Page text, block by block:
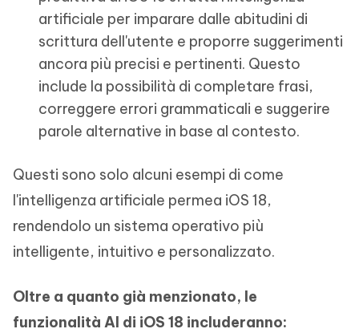
artificiale per imparare dalle abitudini di
scrittura dell'utente e proporre suggerimenti
ancora più precisi e pertinenti. Questo
include la possibilità di completare frasi,
correggere errori grammaticali e suggerire
parole alternative in base al contesto.
Questi sono solo alcuni esempi di come
l'intelligenza artificiale permea iOS 18,
rendendolo un sistema operativo più
intelligente, intuitivo e personalizzato.
Oltre a quanto già menzionato, le
funzionalità AI di iOS 18 includeranno: